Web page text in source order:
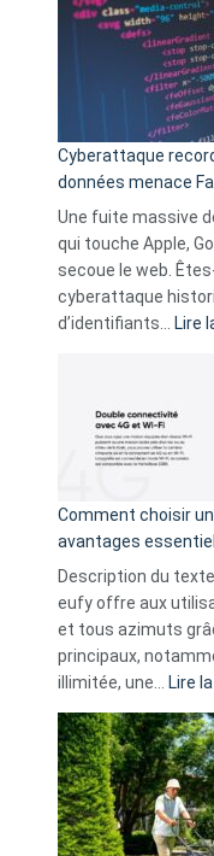
Cyberattaque
données menace
Une fuite massive
qui touche Apple,
secoue le web.
cyberattaque
d’identifiants…
Lire
Comment choisir
avantages
Description du
eufy offre aux
et tous azimuts
principaux,
illimitée, une…
Lire